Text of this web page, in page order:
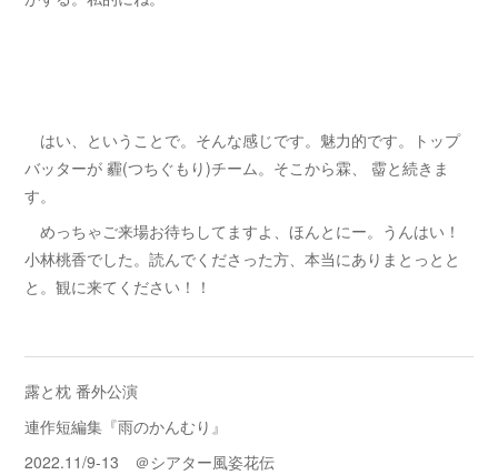
はい、ということで。そんな感じです。魅力的です。トップ
バッターが 霾(つちぐもり)チーム。そこから霖、 霤と続きま
す。
めっちゃご来場お待ちしてますよ、ほんとにー。うんはい！
小林桃香でした。読んでくださった方、本当にありまとっとと
と。観に来てください！！
露と枕 番外公演
連作短編集『雨のかんむり』
2022.11/9-13 ＠シアター風姿花伝